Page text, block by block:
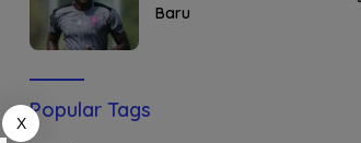
Baru
Popular Tags
X